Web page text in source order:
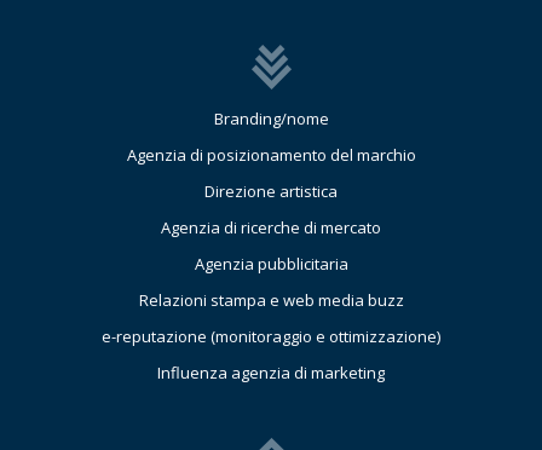
Branding/nome
Agenzia di posizionamento del marchio
Direzione artistica
Agenzia di ricerche di mercato
Agenzia pubblicitaria
Relazioni stampa e web media buzz
e-reputazione (monitoraggio e ottimizzazione)
Influenza agenzia di marketing